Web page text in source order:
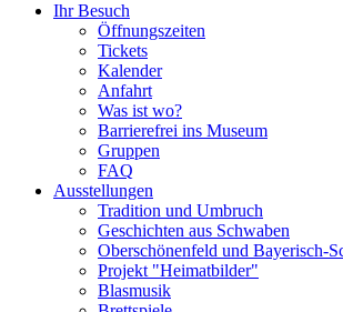
Ihr Besuch
Öffnungszeiten
Tickets
Kalender
Anfahrt
Was ist wo?
Barrierefrei ins Museum
Gruppen
FAQ
Ausstellungen
Tradition und Umbruch
Geschichten aus Schwaben
Oberschönenfeld und Bayerisch-
Projekt "Heimatbilder"
Blasmusik